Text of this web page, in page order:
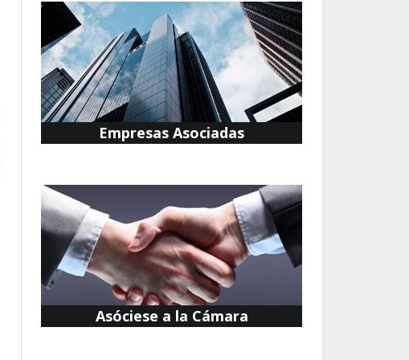
Empresas Asociadas
Asóciese a la Cámara